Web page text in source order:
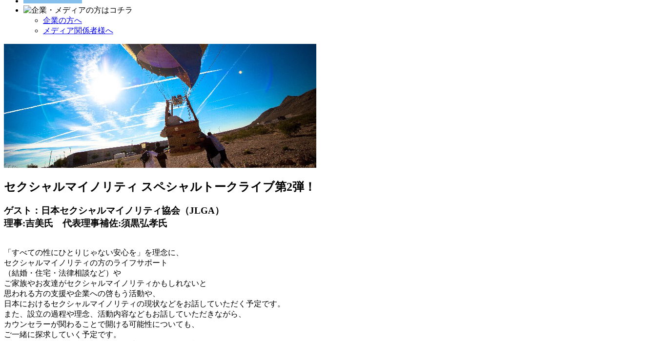
企業の方へ
メディア関係者様へ
セクシャルマイノリティ スペシャルトークライブ第2弾！
ゲスト：日本セクシャルマイノリティ協会（JLGA）
理事:吉美氏 代表理事補佐:須黒弘孝氏
「すべての性にひとりじゃない安心を」を理念に、
セクシャルマイノリティの方のライフサポート
（結婚・住宅・法律相談など）や
ご家族やお友達がセクシャルマイノリティかもしれないと
思われる方の支援や企業への啓もう活動や、
日本におけるセクシャルマイノリティの現状などをお話していただく予定です。
また、設立の過程や理念、活動内容などもお話していただきながら、
カウンセラーが関わることで開ける可能性についても、
ご一緒に探求していく予定です。